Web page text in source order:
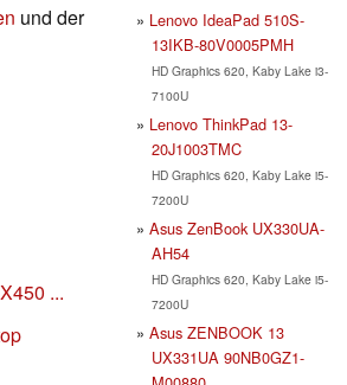
und der
...
Lenovo IdeaPad 510S-
13IKB-80V0005PMH
HD Graphics 620, Kaby Lake i3-
7100U
Lenovo ThinkPad 13-
20J1003TMC
HD Graphics 620, Kaby Lake i5-
7200U
Asus ZenBook UX330UA-
AH54
HD Graphics 620, Kaby Lake i5-
7200U
Asus ZENBOOK 13
UX331UA 90NB0GZ1-